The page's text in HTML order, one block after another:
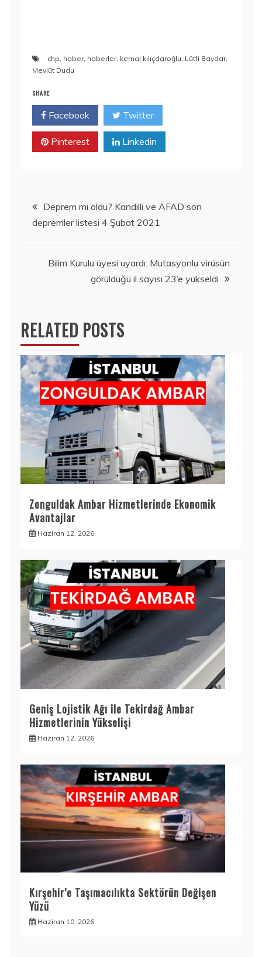
chp haber, haberler, kemal kılıçdaroğlu Lütfi Baydar,
Mevlüt Dudu
SHARE
Facebook Twitter
Pinterest Linkedin
Yazı
gezinmesi
Deprem mi oldu? Kandilli ve AFAD son
depremler listesi 4 Şubat 2021
Bilim Kurulu üyesi uyardı: Mutasyonlu virüsün
görüldüğü il sayısı 23’e yükseldi
RELATED POSTS
Zonguldak Ambar Hizmetlerinde Ekonomik
Avantajlar
Haziran 12, 2026
Geniş Lojistik Ağı ile Tekirdağ Ambar
Hizmetlerinin Yükselişi
Haziran 12, 2026
Kırşehir’e Taşımacılıkta Sektörün Değişen
Yüzü
Haziran 10, 2026